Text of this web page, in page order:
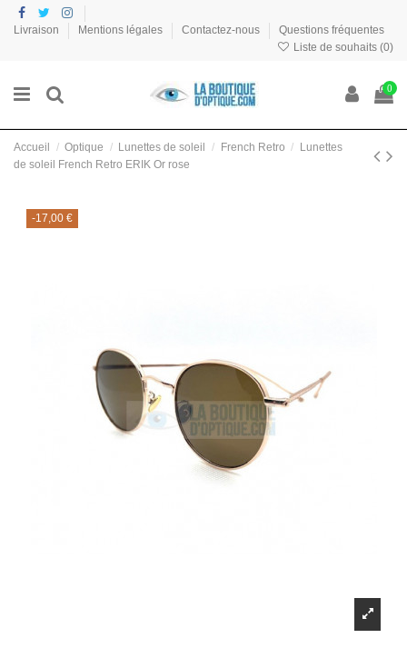
Livraison Mentions légales Contactez-nous
Questions fréquentes
Liste de souhaits (0)
0
Accueil Optique Lunettes de soleil French Retro
Lunettes
de soleil French Retro ERIK Or rose
-17,00 €